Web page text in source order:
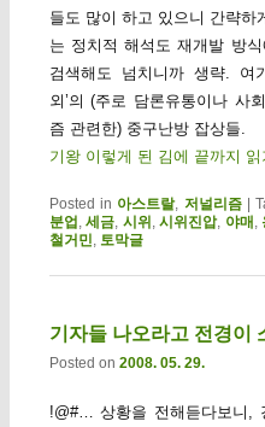
들도 많이 하고 있으니 간략
는 정치적 해석도 재개발 방
검색해도 넘치니까 생략. 여
외’의 (주로 담론유통이나 사
즘 관련한) 중구난방 잡상들.
기왕 이렇게 된 김에 끝까지 읽
Posted in 아스트랄, 저널리즘 |
분업 ,세금, 시위 ,시위진압, 야매 ,
철거민, 토막글
기자들 나오라고 전경이
Posted on 2008. 05. 29.
!@#… 상황을 전해듣다보니,